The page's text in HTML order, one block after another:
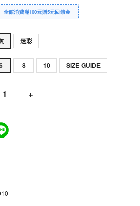
全館消費滿100元贈5元回饋金
迷彩
8 10 SIZE GUIDE
+